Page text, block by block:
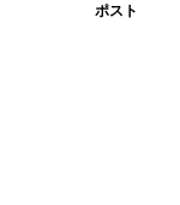
ポスト